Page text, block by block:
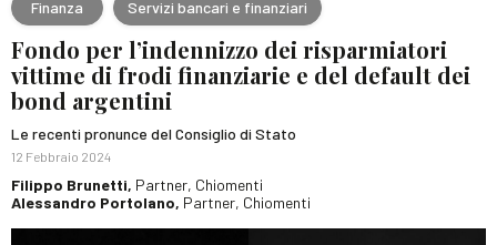
Finanza Servizi bancari e finanziari
Fondo per l’indennizzo dei risparmiatori
vittime di frodi finanziarie e del default dei
bond argentini
Le recenti pronunce del Consiglio di Stato
12 Febbraio 2024
Filippo Brunetti, Partner, Chiomenti
Alessandro Portolano, Partner, Chiomenti